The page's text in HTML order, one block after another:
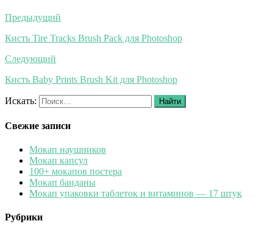
Предыдущий
Кисть Tire Tracks Brush Pack для Photoshop
Следующий
Кисть Baby Prints Brush Kit для Photoshop
Искать: Найти
Свежие записи
Мокап наушников
Мокап капсул
100+ мокапов постера
Мокап банданы
Мокап упаковки таблеток и витаминов — 17 штук
Рубрики